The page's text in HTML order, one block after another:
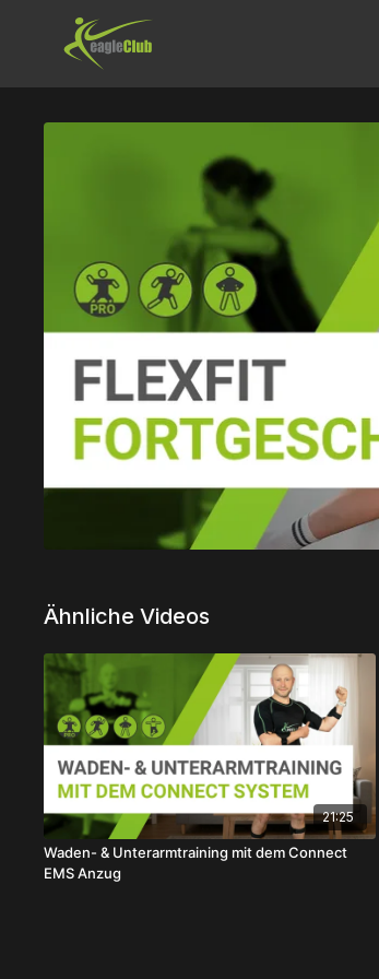
Ähnliche Videos
21:25
Waden- & Unterarmtraining mit dem Connect
EMS Anzug